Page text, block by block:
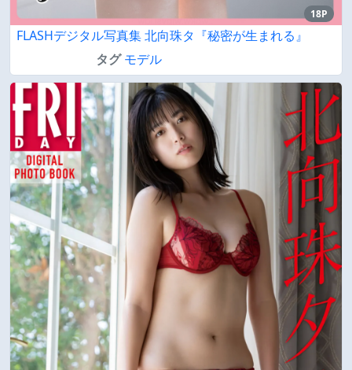
18P
FLASHデジタル写真集 北向珠タ『秘密が生まれる』
タグ モデル